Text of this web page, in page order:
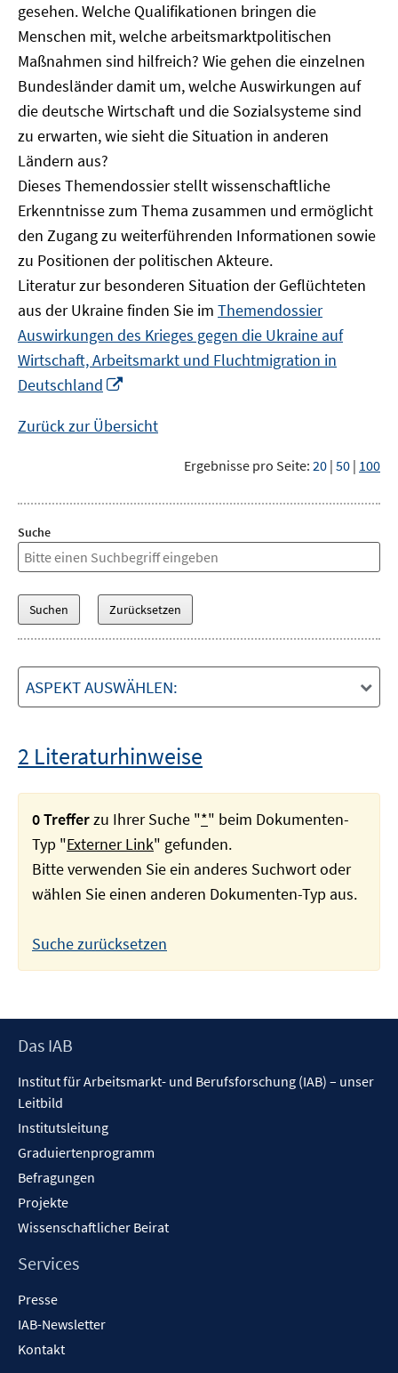
gesehen. Welche Qualifikationen bringen die
Menschen mit, welche arbeitsmarktpolitischen
Maßnahmen sind hilfreich? Wie gehen die einzelnen
Bundesländer damit um, welche Auswirkungen auf
die deutsche Wirtschaft und die Sozialsysteme sind
zu erwarten, wie sieht die Situation in anderen
Ländern aus?
Dieses Themendossier stellt wissenschaftliche
Erkenntnisse zum Thema zusammen und ermöglicht
den Zugang zu weiterführenden Informationen sowie
zu Positionen der politischen Akteure.
Literatur zur besonderen Situation der Geflüchteten
aus der Ukraine finden Sie im Themendossier
Auswirkungen des Krieges gegen die Ukraine auf
Wirtschaft, Arbeitsmarkt und Fluchtmigration in
Deutschland
Fenster
Zurück zur Übersicht
Ergebnisse pro Seite: 20 | 50 | 100
Suche
ASPEKT AUSWÄHLEN:
2 Literaturhinweise
0 Trefferzu Ihrer Suche "*" beim Dokumenten-
Typ "Externer Link" gefunden.
Bitte verwenden Sie ein anderes Suchwort oder
wählen Sie einen anderen Dokumenten-Typ aus.
Suche zurücksetzen
Footer
Das IAB
Institut für Arbeitsmarkt- und Berufsforschung (IAB) – unser
Leitbild
Institutsleitung
Graduiertenprogramm
Befragungen
Projekte
Wissenschaftlicher Beirat
Services
Presse
IAB-Newsletter
Kontakt